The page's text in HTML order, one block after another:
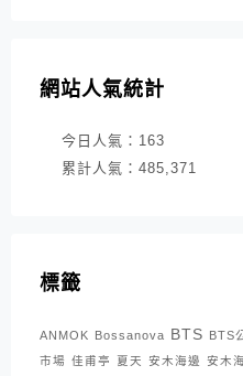
網站人氣統計
今日人氣： 163
累計人氣： 485,371
標籤
ANMOK Bossanova BTS BTS
市場 佳甫亭 夏天 安木海邊 安木